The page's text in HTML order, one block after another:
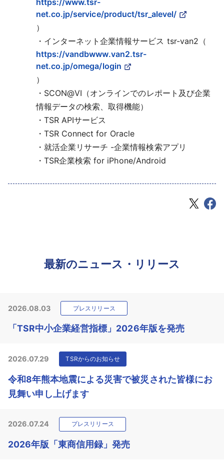
net.co.jp/service/product/tsr_alevel/
）
・インターネット企業情報サービス tsr-van2（
https://vandbwww.van2.tsr-
net.co.jp/omega/login
）
・SCON@VI（オンラインでのレポート及び企業
情報データの検索、取得機能）
・TSR APIサービス
・TSR Connect for Oracle
・就活企業リサーチ -企業情報検索アプリ
・TSR企業検索 for iPhone/Android
最新のニュース・リリース
2026.08.03 プレスリリース
「TSR中小企業経営指標」2026年版を発売
2026.07.29 TSRからのお知らせ
令和8年熊本地震による災害で被災された皆様にお
見舞い申し上げます
2026.07.24 プレスリリース
2026年版「東商信用録」発売